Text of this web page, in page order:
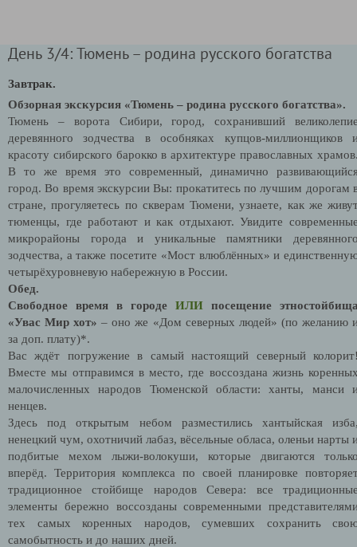
День 3/4: Тюмень – родина русского богатства
Завтрак.
Обзорная экскурсия «Тюмень – родина русского богатства».
Тюмень – ворота Сибири, город, сохранивший
деревянного зодчества в особняках купцов-миллионщиков
красоту сибирского барокко в архитектуре православных
В то же время это современный, динамично
город.Во время экскурсии Вы: прокатитесь по лучшим дорогам
стране, прогуляетесь по скверам Тюмени, узнаете, как же
тюменцы, где работают и как отдыхают. Увидите
микрорайоны города и уникальные памятники
зодчества, а также посетите «Мост влюблённых» и
четырёхуровневую набережную в России.
Обед.
Свободное время в городе ИЛИ
посещение
«Увас Мир хот» – оно же «Дом северных людей» (по желанию
за доп. плату)*.
Вас ждёт погружение в самый настоящий северный
Вместе мы отправимся в место, где воссоздана жизнь
малочисленных народов Тюменской области: ханты, манси
ненцев.
Здесь под открытым небом разместились хантыйская
ненецкий чум, охотничий лабаз, вёсельные обласа, оленьи нарты
подбитые мехом лыжи-волокуши, которые двигаются
вперёд. Территория комплекса по своей планировке
традиционное стойбище народов Севера: все
элементы бережно воссозданы современными
тех самых коренных народов, сумевших сохранить
самобытность и до наших дней.